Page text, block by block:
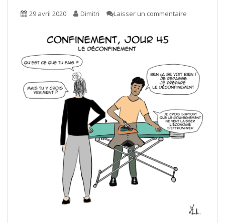
29 avril 2020 Dimitri Laisser un commentaire